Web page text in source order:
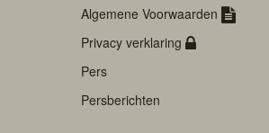
Algemene Voorwaarden
Privacy verklaring
Pers
Persberichten